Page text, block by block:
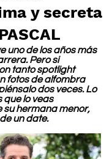
y secreta
uno de los años más
Pero si
tanto spotlight
fotos de alfombra
dos veces. Lo
que lo veas
hermana menor,
un date.